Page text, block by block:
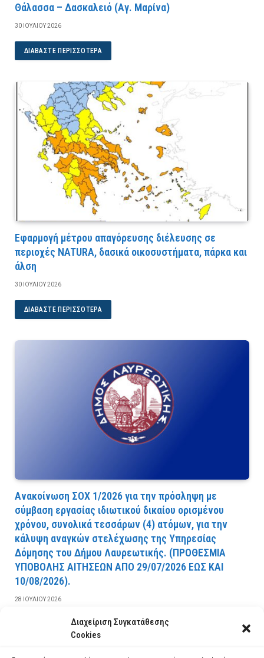
Διαχείριση Συγκατάθεσης
Cookies
Θάλασσα – Δασκαλειό (Αγ. Μαρίνα)
30 ΙΟΥΛΊΟΥ 2026
ΔΙΑΒΆΣΤΕ ΠΕΡΙΣΣΌΤΕΡΑ
Εφαρμογή μέτρου απαγόρευσης διέλευσης σε
περιοχές NATURA, δασικά οικοσυστήματα, πάρκα και
άλση
30 ΙΟΥΛΊΟΥ 2026
ΔΙΑΒΆΣΤΕ ΠΕΡΙΣΣΌΤΕΡΑ
Ανακοίνωση ΣΟΧ 1/2026 για την πρόσληψη με
σύμβαση εργασίας ιδιωτικού δικαίου ορισμένου
χρόνου, συνολικά τεσσάρων (4) ατόμων, για την
κάλυψη αναγκών στελέχωσης της Υπηρεσίας
Δόμησης του Δήμου Λαυρεωτικής. (ΠPOΘEΣMIA
YΠOBOΛHΣ AITHΣEΩN AΠO 29/07/2026 EΩΣ KAI
10/08/2026).
28 ΙΟΥΛΊΟΥ 2026
ΔΙΑΒΆΣΤΕ ΠΕΡΙΣΣΌΤΕΡΑ